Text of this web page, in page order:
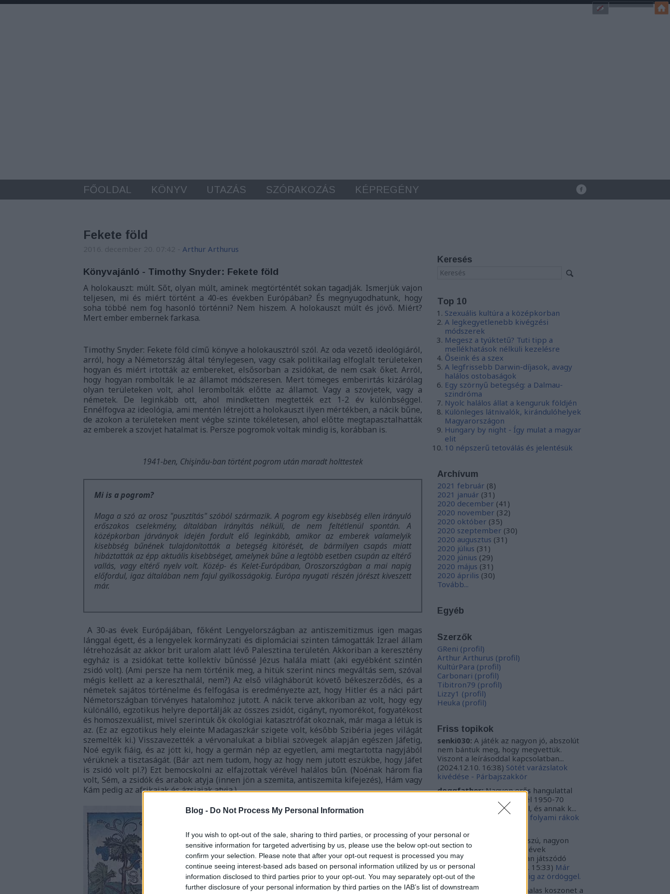
Blog - Do Not Process My Personal Information
If you wish to opt-out of the sale, sharing to third parties, or processing of your personal or
sensitive information for targeted advertising by us, please use the below opt-out section to
confirm your selection. Please note that after your opt-out request is processed you may
continue seeing interest-based ads based on personal information utilized by us or personal
information disclosed to third parties prior to your opt-out. You may separately opt-out of the
further disclosure of your personal information by third parties on the IAB’s list of downstream
FŐOLDAL KÖNYV UTAZÁS SZÓRAKOZÁS KÉPREGÉNY
Fekete föld
Arthur Arthurus
Könyvajánló - Timothy Snyder: Fekete föld
A holokauszt: múlt. Sőt, olyan múlt, aminek megtörténtét sokan tagadják. Ismerjük vajon
teljesen, mi és miért történt a 40-es években Európában? És megnyugodhatunk, hogy
soha többé nem fog hasonló történni? Nem hiszem. A holokauszt múlt és jövő. Miért?
Mert ember embernek farkasa.
Timothy Snyder: Fekete föld című könyve a holokausztról szól. Az oda vezető ideológiáról,
arról, hogy a Németország által ténylegesen, vagy csak politikailag elfoglalt területeken
hogyan és miért irtották az embereket, elsősorban a zsidókat, de nem csak őket. Arról,
hogy hogyan rombolták le az államot módszeresen. Mert tömeges emberirtás kizárólag
olyan területeken volt, ahol lerombolták előtte az államot. Vagy a szovjetek, vagy a
németek. De leginkább ott, ahol mindketten megtették ezt 1-2 év különbséggel.
Ennélfogva az ideológia, ami mentén létrejött a holokauszt ilyen mértékben, a nácik bűne,
de azokon a területeken ment végbe szinte tökéletesen, ahol előtte megtapasztalhatták
az emberek a szovjet hatalmat is. Persze pogromok voltak mindig is, korábban is.
1941-ben, Chişinău-ban történt pogrom után maradt holttestek
Mi is a pogrom?
Maga a szó az orosz "pusztítás" szóból származik. A pogrom egy kisebbség ellen irányuló
erőszakos cselekmény, általában irányítás nélküli, de nem feltétlenül spontán. A
középkorban járványok idején fordult elő leginkább, amikor az emberek valamelyik
kisebbség bűnének tulajdonították a betegség kitörését, de bármilyen csapás miatt
hibáztatták az épp aktuális kisebbséget, amelynek bűne a legtöbb esetben csupán az eltérő
vallás, vagy eltérő nyelv volt. Közép- és Kelet-Európában, Oroszországban a mai napig
előfordul, igaz általában nem fajul gyilkosságokig. Európa nyugati részén jórészt kiveszett
már.
A 30-as évek Európájában, főként Lengyelországban az antiszemitizmus igen magas
lánggal égett, és a lengyelek kormányzati és diplomáciai szinten támogatták Izrael állam
létrehozását az akkor brit uralom alatt lévő Palesztina területén. Akkoriban a keresztény
egyház is a zsidókat tette kollektív bűnössé Jézus halála miatt (aki egyébként szintén
zsidó volt). (Ami persze ha nem történik meg, a hitük szerint nincs megváltás sem, szóval
mégis kellett az a kereszthalál, nem?) Az első világháborút követő békeszerződés, és a
németek sajátos történelme és felfogása is eredményezte azt, hogy Hitler és a náci párt
Németországban törvényes hatalomhoz jutott. A nácik terve akkoriban az volt, hogy egy
különálló, egzotikus helyre deportálják az összes zsidót, cigányt, nyomorékot, fogyatékost
és homoszexuálist, mivel szerintük ők ökológiai katasztrófát okoznak, már maga a létük is
az. (Ez az egzotikus hely eleinte Madagaszkár szigete volt, később Szibéria jeges világát
szemelték ki.) Visszavezették a vérvonalukat a bibliai szövegek alapján egészen Jáfetig,
Noé egyik fiáig, és az jött ki, hogy a germán nép az egyetlen, ami megtartotta nagyjából
vérüknek a tisztaságát. (Bár azt nem tudom, hogy az hogy nem jutott eszükbe, hogy Jáfet
is zsidó volt pl.?) Ezt bemocskolni az elfajzottak vérével halálos bűn. (Noénak három fia
volt, Sém, a zsidók és arabok atyja (innen jön a szemita, antiszemita kifejezés), Hám vagy
Kám pedig az afrikaiak és ázsiaiak atyja.)
Keresés
Top 10
Szexuális kultúra a középkorban
A legkegyetlenebb kivégzési
módszerek
Megesz a tyúktetű? Tuti tipp a
mellékhatások nélküli kezelésre
Őseink és a szex
A legfrissebb Darwin-díjasok, avagy
halálos ostobaságok
Egy szörnyű betegség: a Dalmau-
szindróma
Nyolc halálos állat a kenguruk földjén
Különleges látnivalók, kirándulóhelyek
Magyarországon
Hungary by night - Így mulat a magyar
elit
10 népszerű tetoválás és jelentésük
Archívum
2021 február (8)
2021 január (31 )
2020 december (41 )
2020 november (32)
2020 október (35)
2020 szeptember (30)
2020 augusztus (31 )
2020 július (31 )
2020 június (29)
2020 május (31 )
2020 április (30)
Tovább...
Egyéb
Szerzők
GReni (profil)
Arthur Arthurus (profil)
KultúrPara (profil)
Carbonari (profil)
Tibitron79 (profil)
Lizzy1 (profil)
Heuka (profil)
Friss topikok
senki030: A játék az nagyon jó, abszolút
nem bántuk meg, hogy megvettük.
Viszont a leírásoddal kapcsolatban...
(2024.12.10. 16:38) Sötét varázslatok
kivédése - Párbajszakkör
doggfather:Nagyon erős hangulattal
hozza az amerikai mélydél 1950-70
közötti idejét. A krimi szál, és annak k...
2024.02.20. 16:24
Ahol a folyami rákok
doggfather:
Nagyon hosszú, nagyon
lassan építkező 50-70-es évek
középnyugat amerikájában játszódó
izgalmas tör...
2022.03.30. 15:33) Már
megint az ördöggel. Mindig az ördöggel.
M0ncsa:Carbonari szia, halas koszonet a